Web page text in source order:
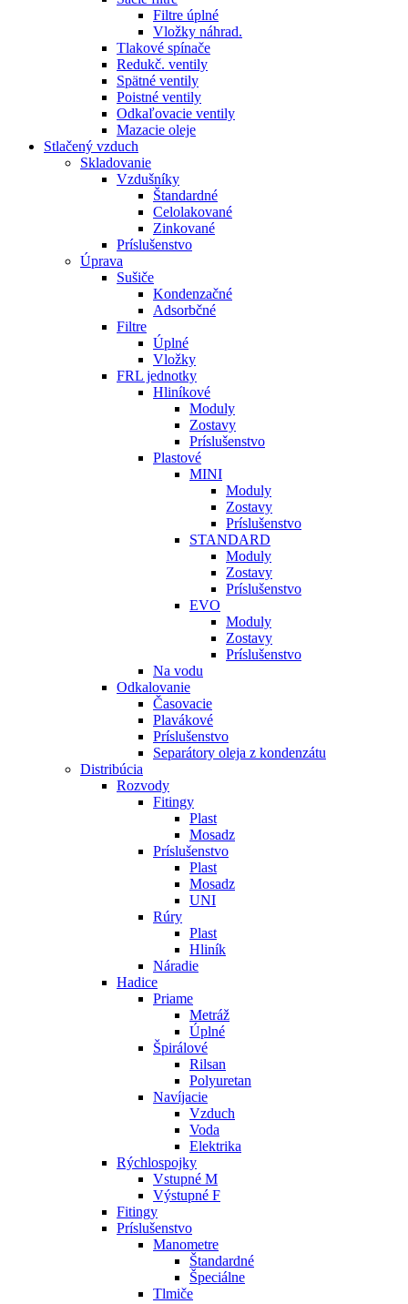
Filtre úplné
Vložky náhrad.
Tlakové spínače
Redukč. ventily
Spätné ventily
Poistné ventily
Odkaľovacie ventily
Mazacie oleje
Stlačený vzduch
Skladovanie
Vzdušníky
Štandardné
Celolakované
Zinkované
Príslušenstvo
Úprava
Sušiče
Kondenzačné
Adsorbčné
Filtre
Úplné
Vložky
FRL jednotky
Hliníkové
Moduly
Zostavy
Príslušenstvo
Plastové
MINI
Moduly
Zostavy
Príslušenstvo
STANDARD
Moduly
Zostavy
Príslušenstvo
EVO
Moduly
Zostavy
Príslušenstvo
Na vodu
Odkalovanie
Časovacie
Plavákové
Príslušenstvo
Separátory oleja z kondenzátu
Distribúcia
Rozvody
Fitingy
Plast
Mosadz
Príslušenstvo
Plast
Mosadz
UNI
Rúry
Plast
Hliník
Náradie
Hadice
Priame
Metráž
Úplné
Špirálové
Rilsan
Polyuretan
Navíjacie
Vzduch
Voda
Elektrika
Rýchlospojky
Vstupné M
Výstupné F
Fitingy
Príslušenstvo
Manometre
Štandardné
Špeciálne
Tlmiče